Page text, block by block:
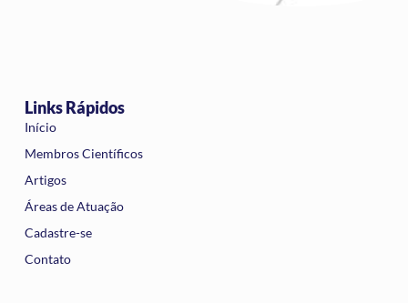
Links Rápidos
Início
Membros Científicos
Artigos
Áreas de Atuação
Cadastre-se
Contato